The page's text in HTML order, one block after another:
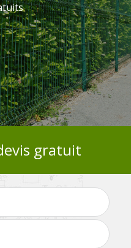
gratuit